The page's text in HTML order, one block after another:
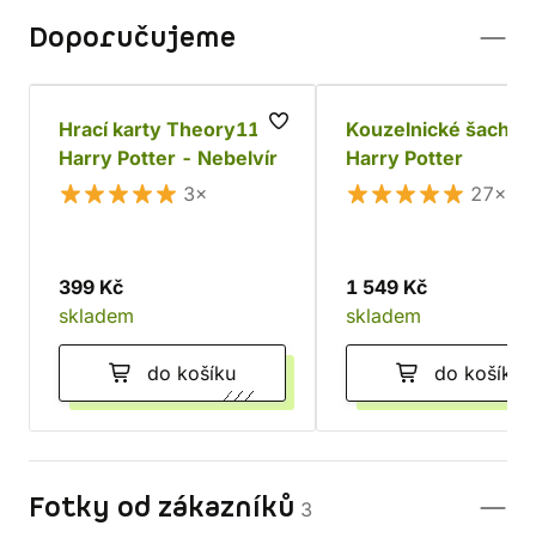
Doporučujeme
Hrací karty Theory11:
Harry Potter - Nebelvír
3×
399 Kč
skladem
do košíku
Kouzelnické šachy
Harry Potter
27×
1 549 Kč
skladem
do košíku
Fotky od zákazníků 3